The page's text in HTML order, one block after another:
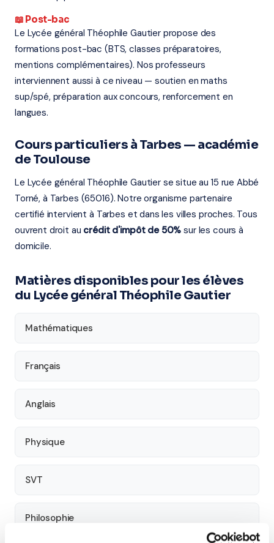
📖 Post-bac
Le Lycée général Théophile Gautier propose des
formations post-bac (BTS, classes préparatoires,
mentions complémentaires). Nos professeurs
interviennent aussi à ce niveau — soutien en maths
sup/spé, préparation aux concours, renforcement en
langues.
Cours particuliers à Tarbes — académie
de Toulouse
Le Lycée général Théophile Gautier se situe au 15 rue Abbé
Torné, à Tarbes (65016). Notre organisme partenaire
certifié intervient à Tarbes et dans les villes proches. Tous
ouvrent droit au crédit d'impôt de 50% sur les cours à
domicile.
Matières disponibles pour les élèves
du Lycée général Théophile Gautier
Mathématiques
Français
Anglais
Physique
SVT
Philosophie